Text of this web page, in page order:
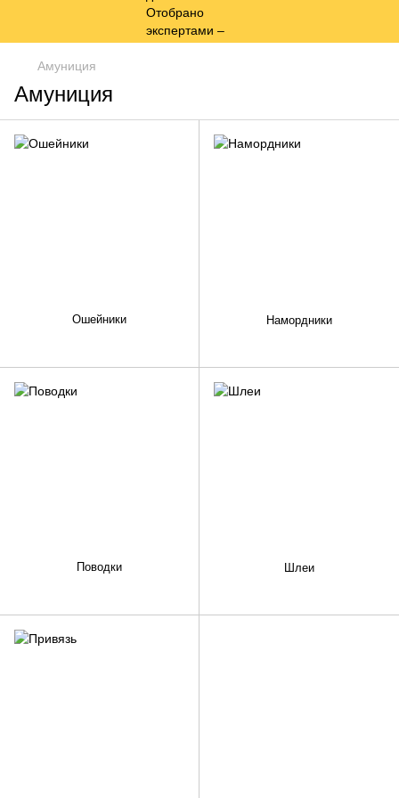
Амуниция
Амуниция
Ошейники Намордники
Поводки Шлеи